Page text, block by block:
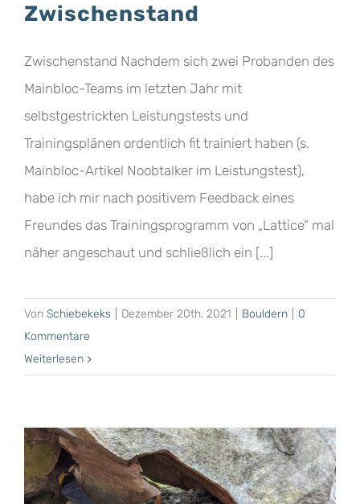
Zwischenstand
Zwischenstand Nachdem sich zwei Probanden des
Mainbloc-Teams im letzten Jahr mit
selbstgestrickten Leistungstests und
Trainingsplänen ordentlich fit trainiert haben (s.
Mainbloc-Artikel Noobtalker im Leistungstest),
habe ich mir nach positivem Feedback eines
Freundes das Trainingsprogramm von „Lattice“ mal
näher angeschaut und schließlich ein [...]
Von Schiebekeks Dezember 20th, 2021 Bouldern
0
Kommentare
Weiterlesen